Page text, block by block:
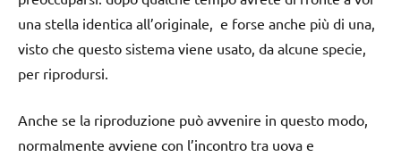
una stella identica all’originale, e forse anche più di una,
visto che questo sistema viene usato, da alcune specie,
per riprodursi.
Anche se la riproduzione può avvenire in questo modo,
normalmente avviene con l’incontro tra uova e